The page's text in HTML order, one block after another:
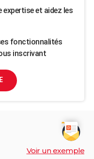
et aidez les
fonctionnalités
inscrivant
Voir un exemple